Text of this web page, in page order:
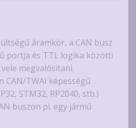
áramkör, a CAN busz
portja és TTL logika közötti
megvalósítani.
CAN/TWAI képességű
STM32, RP2040, stb.)
buszon pl. egy jármű